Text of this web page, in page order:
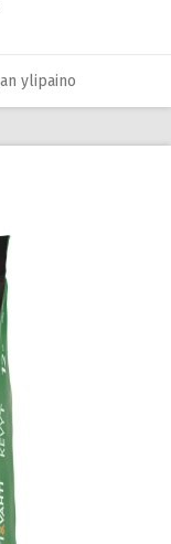
ylipaino